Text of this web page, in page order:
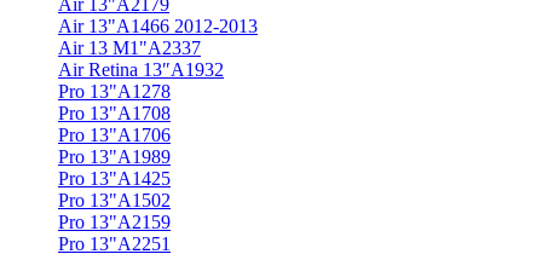
Air 13"A2179
Air 13"A1466 2012-2013
Air 13 M1"A2337
Air Retina 13″A1932
Pro 13"A1278
Pro 13"A1708
Pro 13"A1706
Pro 13"A1989
Pro 13"A1425
Pro 13"A1502
Pro 13"A2159
Pro 13"A2251